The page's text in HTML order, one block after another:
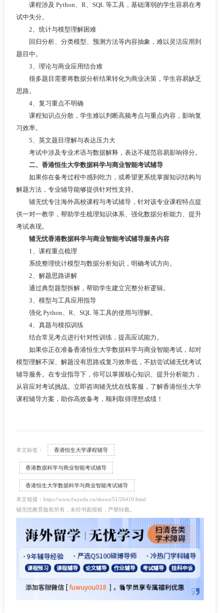
课程涉及 Python、R、SQL 等工具，基础薄弱的学生容易在考
试中失分。
2、统计与模型理解困难
回归分析、分类模型、预测方法等内容抽象，难以灵活应用到
题目中。
3、理论与商业应用结合难
很多题目需要将数据分析结果转化为商业决策，学生容易缺乏
思路。
4、复习重点不明确
课程知识点分散，学生难以判断高频考点与重点内容，影响复
习效率。
5、英文题目理解与表达压力大
考试中涉及专业术语与数据解释，表达不规范容易影响得分。
二、香港恒生大学数据科学与商业智能考试辅导
如果你在备考过程中感到吃力，或希望更系统掌握知识结构与
解题方法，专业辅导能够提供针对性支持。
辅无忧专注海外高校课程与考试辅导，针对该专业课程特点提
供一对一教学，帮助学生梳理知识体系、强化数据分析能力、提升
考试表现。
辅无忧香港数据科学与商业智能考试辅导服务内容
1、课程重点梳理
系统整理统计模型与数据分析知识，明确考试方向。
2、解题思路讲解
通过典型题型拆解，帮助学生建立完整分析逻辑。
3、模型与工具应用指导
强化 Python、R、SQL 等工具的使用与理解。
4、真题与模拟训练
结合常见考点进行针对性训练，提高应试能力。
如果你正在准备香港恒生大学数据科学与商业智能考试，却对
模型理解不深、解题没有思路或复习效率低，不妨尝试辅无忧考试
辅导服务。在专业指导下，你可以掌握核心知识、提升分析能力，
从容应对考试挑战。立即咨询辅无忧在线客服，了解香港恒生大学
课程辅导方案，助你高效备考，顺利取得理想成绩！
本文标签： 香港恒生大学课程辅导
香港数据科学与商业智能考试辅导
香港恒生大学数据科学与商业智能考试辅导
本文链接：https://www.fwyedu.cn/shows/51/26419.html
辅无忧教育版权所有，未经书面授权，严禁转载。